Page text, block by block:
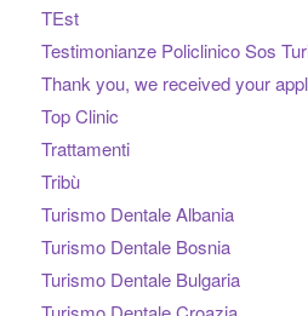
TEst
Testimonianze Policlinico Sos
Thank you, we received your
Top Clinic
Trattamenti
Tribù
Turismo Dentale Albania
Turismo Dentale Bosnia
Turismo Dentale Bulgaria